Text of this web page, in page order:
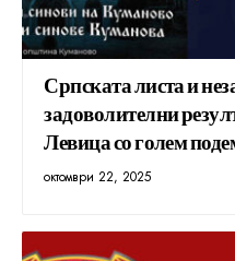
Српската листа и
задоволителни
Левица со голем
октомври 22, 2025